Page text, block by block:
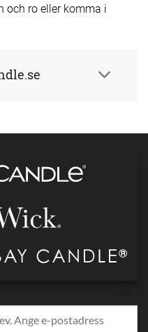
och ro eller komma i